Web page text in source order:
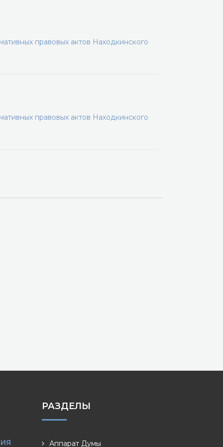
правовых актов Находкинского
правовых актов Находкинского
РАЗДЕЛЫ
Аппарат Думы